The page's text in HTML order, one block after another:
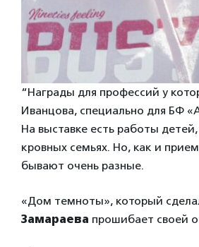
“Награды для профессий у
Иванцова, специально для БФ
На выставке есть работы
кровных семьях. Но, как и
бывают очень разные.
«Дом темноты», который
Замараева прошибает своей